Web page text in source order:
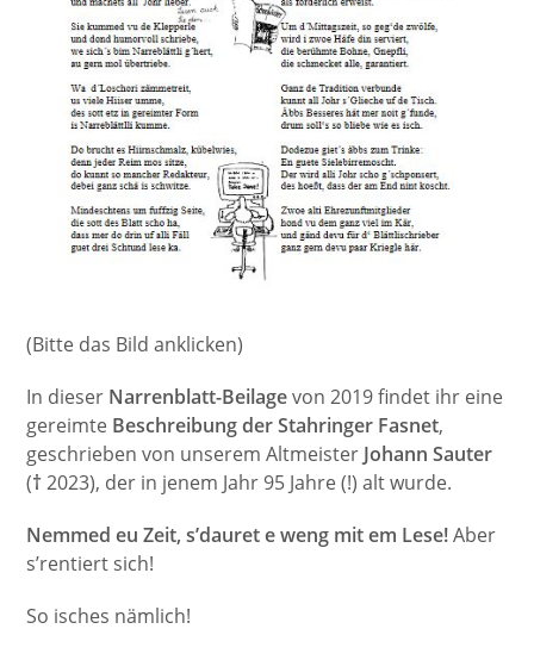
(Bitte das Bild anklicken)
In dieser Narrenblatt-Beilagevon 2019 findet ihr eine
gereimte Beschreibung der Stahringer Fasnet,
geschrieben von unserem Altmeister Johann Sauter
(†2023), der in jenem Jahr 95 Jahre (!) alt wurde.
Nemmed eu Zeit, s’dauret e weng mit em Lese!Aber
s’rentiert sich!
So isches nämlich!